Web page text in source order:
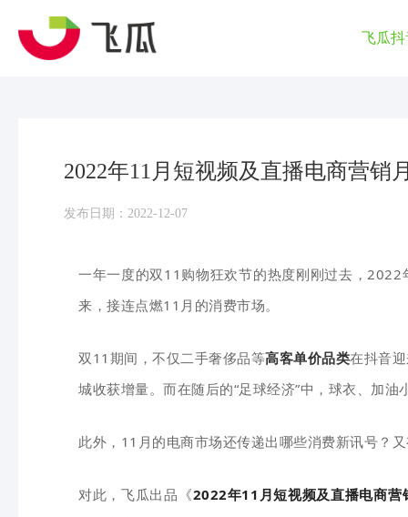
飞瓜抖
2022年11月短视频及直播电商营销
发布日期：2022-12-07
一年一度的双11购物狂欢节的热度刚刚过去，2022
来，接连点燃11月的消费市场。
双11期间，不仅二手奢侈品等高客单价品类在抖音
城收获增量。而在随后的“足球经济”中，球衣、加油
此外，11月的电商市场还传递出哪些消费新讯号？
对此，飞瓜出品《2022年11月短视频及直播电商营